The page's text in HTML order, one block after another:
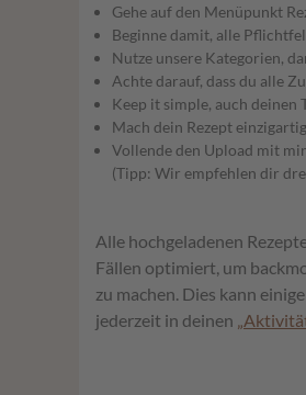
Gehe auf den Menüpunkt
Beginne damit, alle
Nutze unsere Kategorien,
Achte darauf, dass du alle
Keep it simple, auch deinen
Mach dein Rezept
Vollende den Upload mit
(Tipp: Wir empfehlen dir
Alle hochgeladenen
Fällen optimiert, um
zu machen. Dies kann
jederzeit in deinen